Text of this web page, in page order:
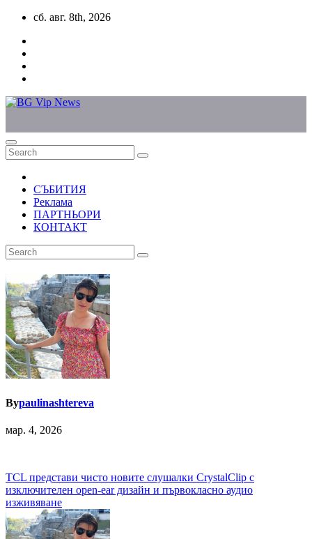
Skip
content
сб. авг. 8th, 2026
СЪБИТИЯ
Реклама
ПАРТНЬОРИ
КОНТАКТ
Bypaulinashtereva
мар. 4, 2026
Навигация
TCL представи чисто новите слушалки CrystalClip с
изключителен open-ear дизайн и първокласно аудио
изживяване